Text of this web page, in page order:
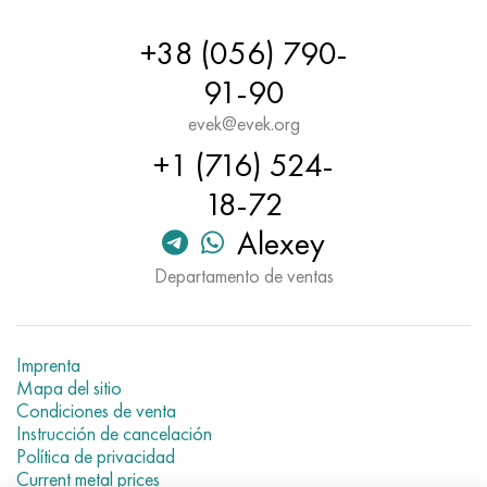
+38 (056) 790-
91-90
evek@evek.org
+1 (716) 524-
18-72
Alexey
Departamento de ventas
Imprenta
Mapa del sitio
Condiciones de venta
Instrucción de cancelación
Política de privacidad
Current metal prices
45X, 45h, 1.7035
45HN2MFA, k2425, 45hnmf
A40G, 44smn28, 1.0762, 46s20